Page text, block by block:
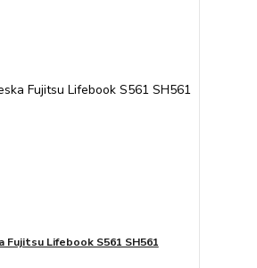
Fujitsu Lifebook S561 SH561